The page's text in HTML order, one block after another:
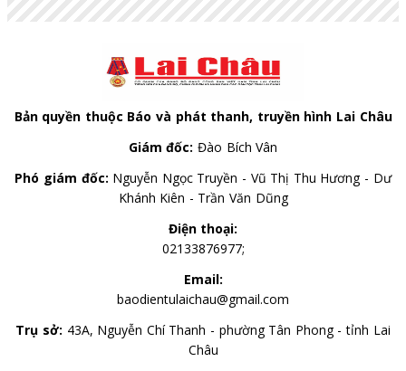
Bản quyền thuộc Báo và phát thanh, truyền hình Lai Châu
Giám đốc: Đào Bích Vân
Phó giám đốc: Nguyễn Ngọc Truyền - Vũ Thị Thu Hương - Dư
Khánh Kiên - Trần Văn Dũng
Điện thoại:
02133876977;
Email:
baodientulaichau@gmail.com
Trụ sở: 43A, Nguyễn Chí Thanh - phường Tân Phong - tỉnh Lai
Châu